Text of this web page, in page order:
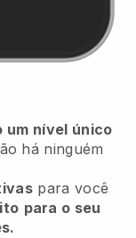
um nível único
há ninguém
para você
para o seu